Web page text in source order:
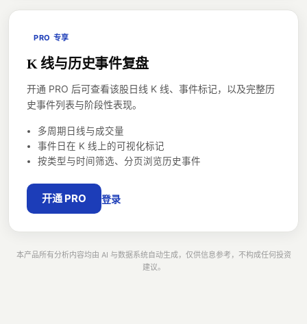
PRO 专享
K 线与历史事件复盘
开通 PRO 后可查看该股日线 K 线、事件标记，以及完整历
史事件列表与阶段性表现。
多周期日线与成交量
事件日在 K 线上的可视化标记
按类型与时间筛选、分页浏览历史事件
开通 PRO 登录
本产品所有分析内容均由 AI 与数据系统自动生成，仅供信息参考，不构成任何投资
建议。